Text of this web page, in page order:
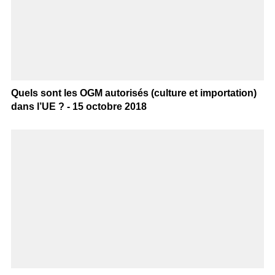
Quels sont les OGM autorisés (culture et importation)
dans l’UE ? - 15 octobre 2018